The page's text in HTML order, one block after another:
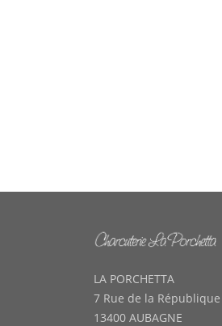
LA PORCHETTA
7 Rue de la République
13400 AUBAGNE